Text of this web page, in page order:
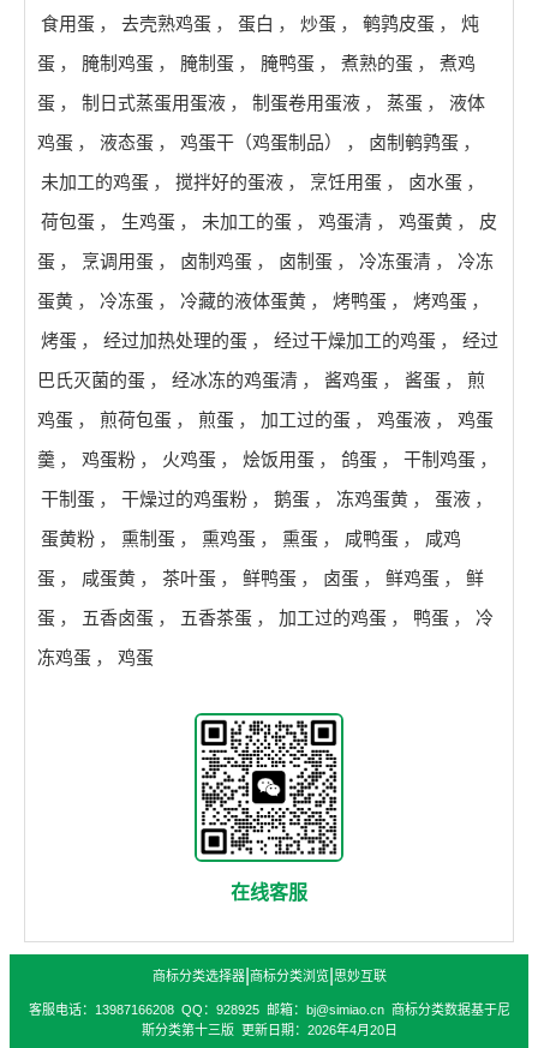
食用蛋 ， 去壳熟鸡蛋 ， 蛋白 ， 炒蛋 ， 鹌鹑皮蛋 ，
炖
蛋 ， 腌制鸡蛋 ， 腌制蛋 ， 腌鸭蛋 ， 煮熟的蛋 ，
煮鸡
蛋 ， 制日式蒸蛋用蛋液 ， 制蛋卷用蛋液 ， 蒸蛋 ，
液体
鸡蛋 ， 液态蛋 ， 鸡蛋干（鸡蛋制品） ， 卤制鹌鹑蛋 ，
未加工的鸡蛋 ， 搅拌好的蛋液 ， 烹饪用蛋 ， 卤水蛋 ，
荷包蛋 ， 生鸡蛋 ， 未加工的蛋 ， 鸡蛋清 ， 鸡蛋黄 ，
皮
蛋 ， 烹调用蛋 ， 卤制鸡蛋 ， 卤制蛋 ， 冷冻蛋清 ，
冷冻
蛋黄 ， 冷冻蛋 ， 冷藏的液体蛋黄 ， 烤鸭蛋 ， 烤鸡蛋 ，
烤蛋 ， 经过加热处理的蛋 ， 经过干燥加工的鸡蛋 ，
经过
巴氏灭菌的蛋 ， 经冰冻的鸡蛋清 ， 酱鸡蛋 ， 酱蛋 ，
煎
鸡蛋 ， 煎荷包蛋 ， 煎蛋 ， 加工过的蛋 ， 鸡蛋液 ，
鸡蛋
羹 ， 鸡蛋粉 ， 火鸡蛋 ， 烩饭用蛋 ， 鸽蛋 ， 干制鸡蛋 ，
干制蛋 ， 干燥过的鸡蛋粉 ， 鹅蛋 ， 冻鸡蛋黄 ， 蛋液 ，
蛋黄粉 ， 熏制蛋 ， 熏鸡蛋 ， 熏蛋 ， 咸鸭蛋 ，
咸鸡
蛋 ， 咸蛋黄 ， 茶叶蛋 ， 鲜鸭蛋 ， 卤蛋 ， 鲜鸡蛋 ，
鲜
蛋 ， 五香卤蛋 ， 五香茶蛋 ， 加工过的鸡蛋 ， 鸭蛋 ，
冷
冻鸡蛋 ， 鸡蛋
在线客服
商标分类选择器| 商标分类浏览| 思妙互联
客服电话：13987166208 QQ：928925 邮箱：bj@simiao.cn 商标分类数据基于尼
斯分类第十三版 更新日期：2026年4月20日